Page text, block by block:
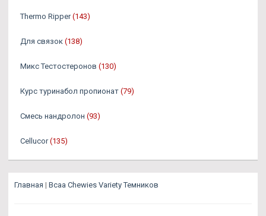
Thermo Ripper (143)
Для связок (138)
Микс Тестостеронов (130)
Курс туринабол пропионат (79)
Смесь нандролон (93)
Cellucor (135)
Главная | Bcaa Chewies Variety Темников